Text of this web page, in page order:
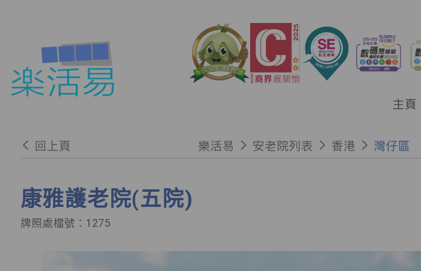
主頁
回上頁 樂活易 安老院列表 香港 灣仔區
康雅護老院(五院)
牌照處檔號：1275